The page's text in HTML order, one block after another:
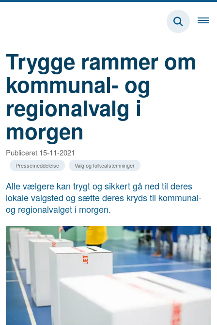
Trygge rammer om
kommunal- og
regionalvalg i
morgen
Publiceret 15-11-2021
Pressemeddelelse Valg og folkeafstemninger
Alle vælgere kan trygt og sikkert gå ned til deres
lokale valgsted og sætte deres kryds til kommunal-
og regionalvalget i morgen.